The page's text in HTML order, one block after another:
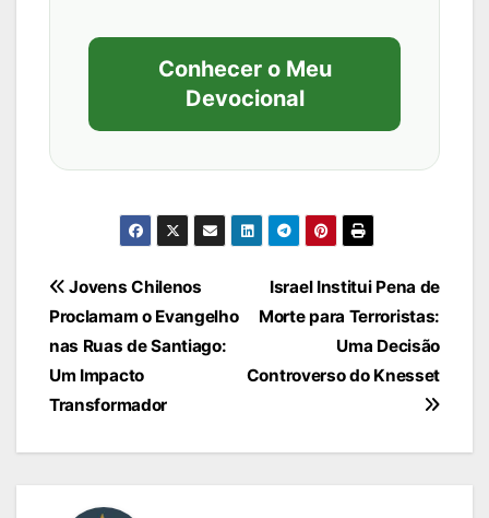
Conhecer o Meu
Devocional
Navegação
de
Post
Israel Institui Pena de
Morte para Terroristas:
Uma Decisão
Controverso do Knesset
Jovens Chilenos
Proclamam o Evangelho
nas Ruas de Santiago:
Um Impacto
Transformador